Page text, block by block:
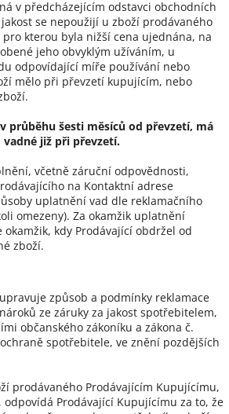
v předcházejícím odstavci obchodních
se nepoužijí u zboží prodávaného
kterou byla nižší cena ujednána, na
jeho obvyklým užíváním, u
odpovídající míře používání nebo
mělo při převzetí kupujícím, nebo
průběhu šesti měsíců od převzetí, má
vadné již při převzetí.
včetně záruční odpovědnosti,
na Kontaktní adrese
uplatnění vad dle reklamačního
omezeny). Za okamžik uplatnění
okamžik, kdy Prodávající obdržel od
zboží.
způsob a podmínky reklamace
ze záruky za jakost spotřebitelem,
občanského zákoníku a zákona č.
spotřebitele, ve znění pozdějších
prodávaného Prodávajícím Kupujícímu,
Prodávající Kupujícímu za to, že